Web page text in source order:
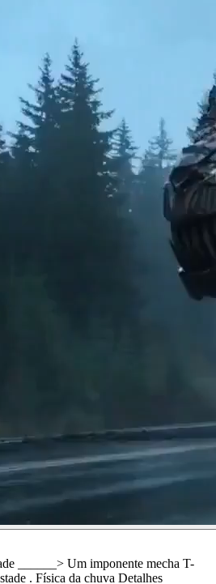
______> Um imponente mecha T-
. Física da chuva Detalhes